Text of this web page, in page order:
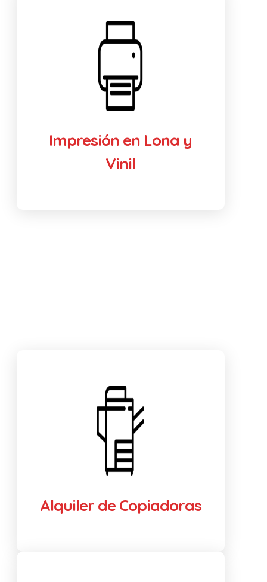
Impresión en Lona y
Vinil
Alquiler de Copiadoras